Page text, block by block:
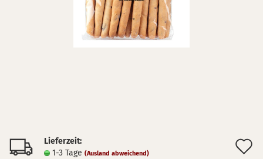
Lieferzeit:
1-3 Tage (Ausland abweichend)